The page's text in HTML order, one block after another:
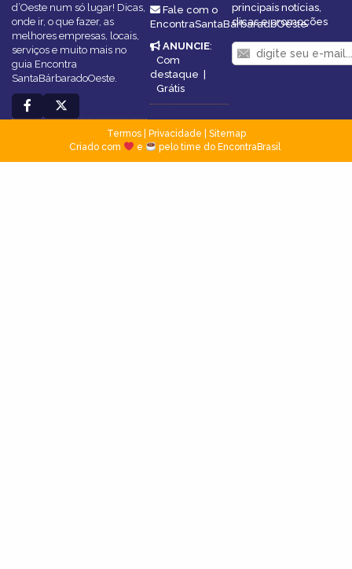
d’Oeste num só lugar! Dicas,
onde ir, o que fazer, as
melhores empresas, locais,
serviços e muito mais no
guia Encontra
SantaBárbaradoOeste.
Fale com o
EncontraSantaBárbaradoOeste
ANUNCIE:
Com
destaque |
Grátis
principais notícias,
dicas e promoções
Termos| Privacidade
Sitemap
Criado com
e pelo time do EncontraBrasil